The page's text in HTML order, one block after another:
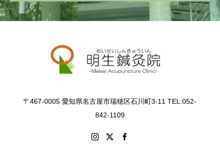
〒467-0005 愛知県名古屋市瑞穂区石川町3-11 TEL:052-
842-1109